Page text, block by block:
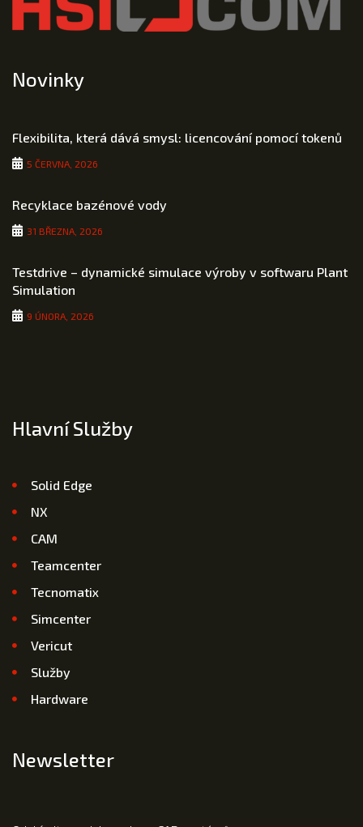
Novinky
Flexibilita, která dává smysl: licencování pomocí tokenů
5 ČERVNA, 2026
Recyklace bazénové vody
31 BŘEZNA, 2026
Testdrive – dynamické simulace výroby v softwaru Plant
Simulation
9 ÚNORA, 2026
Hlavní Služby
Solid Edge
NX
CAM
Teamcenter
Tecnomatix
Simcenter
Vericut
Služby
Hardware
Newsletter